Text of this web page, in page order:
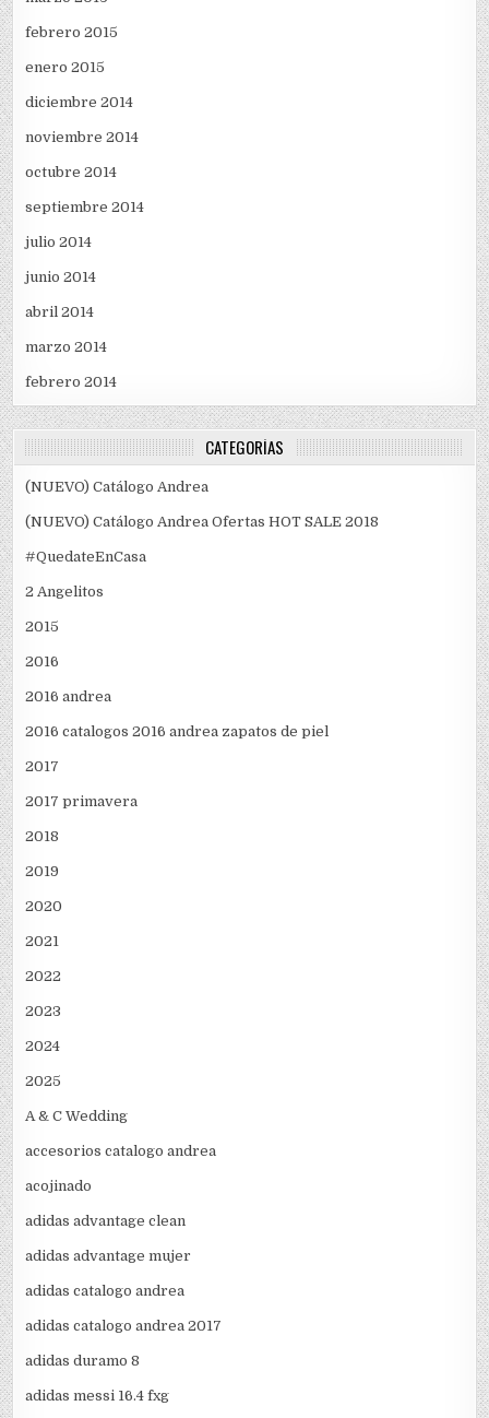
febrero 2015
enero 2015
diciembre 2014
noviembre 2014
octubre 2014
septiembre 2014
julio 2014
junio 2014
abril 2014
marzo 2014
febrero 2014
CATEGORÍAS
(NUEVO) Catálogo Andrea
(NUEVO) Catálogo Andrea Ofertas HOT SALE 2018
#QuedateEnCasa
2 Angelitos
2015
2016
2016 andrea
2016 catalogos 2016 andrea zapatos de piel
2017
2017 primavera
2018
2019
2020
2021
2022
2023
2024
2025
A & C Wedding
accesorios catalogo andrea
acojinado
adidas advantage clean
adidas advantage mujer
adidas catalogo andrea
adidas catalogo andrea 2017
adidas duramo 8
adidas messi 16.4 fxg